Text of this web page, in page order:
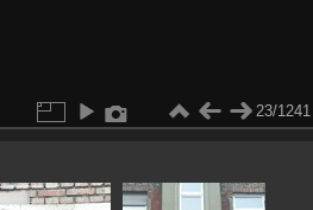
23/1241